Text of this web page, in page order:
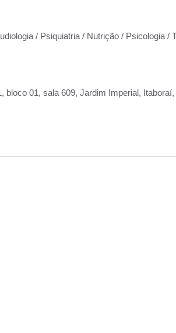
/ Psiquiatria / Nutrição / Psicologia /
bloco 01, sala 609, Jardim Imperial,